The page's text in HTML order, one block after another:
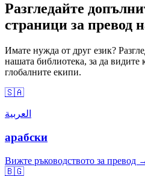
Разгледайте
страници за превод
Имате нужда от друг език?
нашата библиотека, за да видите
глобалните екипи.
🇸🇦
العربية
арабски
Вижте ръководството за превод
🇧🇬